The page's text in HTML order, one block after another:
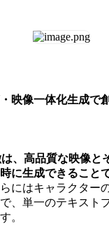
映像一体化生成で
、高品質な映像と
に生成できることで
にはキャラクター
、単一のテキスト
。